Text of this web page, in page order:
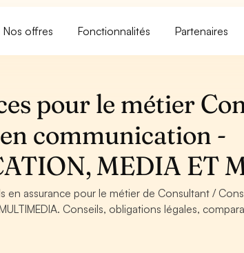
Nos offres Fonctionnalités Partenaires
pour le métier
communication -
MEDIA ET
en assurance pour le métier de Consultant /
Conseils, obligations légales,